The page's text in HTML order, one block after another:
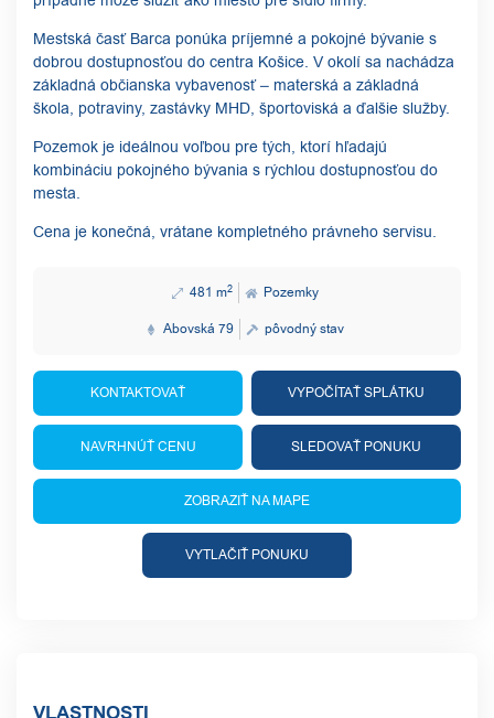
Mestská časť Barca ponúka príjemné a pokojné bývanie s
dobrou dostupnosťou do centra Košice. V okolí sa nachádza
základná občianska vybavenosť – materská a základná
škola, potraviny, zastávky MHD, športoviská a ďalšie služby.
Pozemok je ideálnou voľbou pre tých, ktorí hľadajú
kombináciu pokojného bývania s rýchlou dostupnosťou do
mesta.
Cena je konečná, vrátane kompletného právneho servisu.
481 m2 Pozemky
Abovská 79 pôvodný stav
KONTAKTOVAŤ VYPOČÍTAŤ SPLÁTKU
NAVRHNÚŤ CENU SLEDOVAŤ PONUKU
ZOBRAZIŤ NA MAPE
VYTLAČIŤ PONUKU
VLASTNOSTI